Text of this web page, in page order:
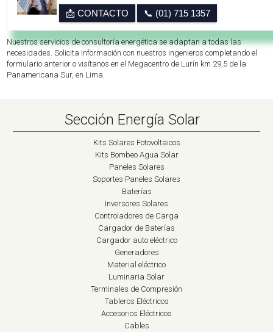
📩 CONTACTO 📞 (01) 715 1357
Nuestros servicios de consultoría energética se adaptan a todas las
necesidades. Solicita información con nuestros ingenieros completando el
formulario anterior o visítanos en el Megacentro de Lurín km 29,5 de la
Panamericana Sur, en Lima.
Sección Energía Solar
Kits Solares Fotovoltaicos
Kits Bombeo Agua Solar
Paneles Solares
Soportes Paneles Solares
Baterías
Inversores Solares
Controladores de Carga
Cargador de Baterías
Cargador auto eléctrico
Generadores
Material eléctrico
Luminaria Solar
Terminales de Compresión
Tableros Eléctricos
Accesorios Eléctricos
Cables